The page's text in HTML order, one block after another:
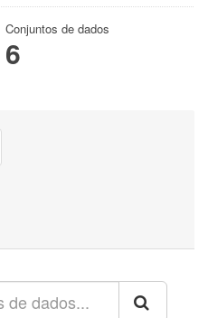
Conjuntos de dados
6